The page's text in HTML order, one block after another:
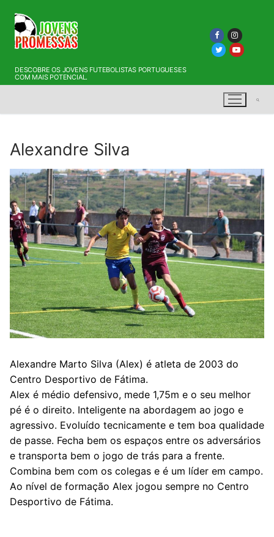
para
conteúdo
DESCOBRE OS JOVENS FUTEBOLISTAS PORTUGUESES
COM MAIS POTENCIAL.
Alexandre Silva
Alexandre Marto Silva (Alex) é atleta de 2003 do
Centro Desportivo de Fátima.
Alex é médio defensivo, mede 1,75m e o seu melhor
pé é o direito. Inteligente na abordagem ao jogo e
agressivo. Evoluído tecnicamente e tem boa qualidade
de passe. Fecha bem os espaços entre os adversários
e transporta bem o jogo de trás para a frente.
Combina bem com os colegas e é um líder em campo.
Ao nível de formação Alex jogou sempre no Centro
Desportivo de Fátima.